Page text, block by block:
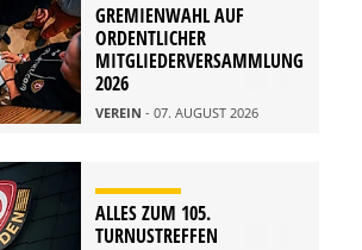
GREMIENWAHL AUF
ORDENTLICHER
MITGLIEDERVERSAMMLUNG
2026
VEREIN - 07. AUGUST 2026
ALLES ZUM 105.
TURNUSTREFFEN